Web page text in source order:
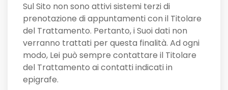
Sul Sito non sono attivi sistemi terzi di
prenotazione di appuntamenti con il Titolare
del Trattamento. Pertanto, i Suoi dati non
verranno trattati per questa finalità. Ad ogni
modo, Lei può sempre contattare il Titolare
del Trattamento ai contatti indicati in
epigrafe.